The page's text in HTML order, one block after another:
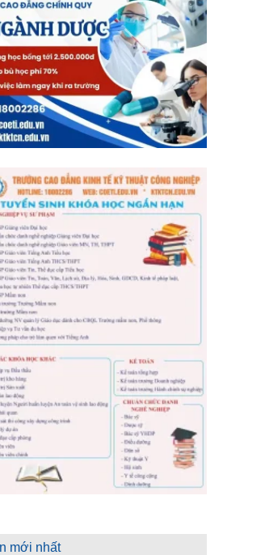
mới nhất